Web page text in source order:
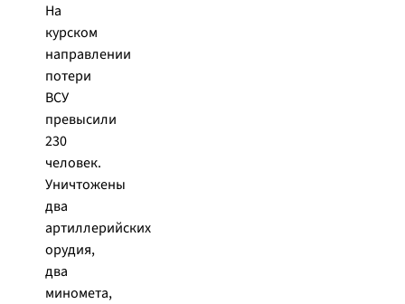
На
курском
направлении
потери
ВСУ
превысили
230
человек.
Уничтожены
два
артиллерийских
орудия,
два
миномета,